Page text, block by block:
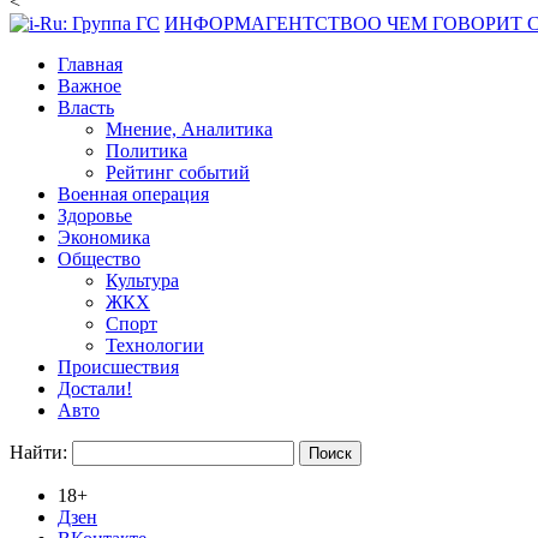
ИНФОРМАГЕНТСТВОО ЧЕМ ГОВОРИТ
Главная
Важное
Власть
Мнение, Аналитика
Политика
Рейтинг событий
Военная операция
Здоровье
Экономика
Общество
Культура
ЖКХ
Спорт
Технологии
Происшествия
Достали!
Авто
Найти:
18+
Дзен